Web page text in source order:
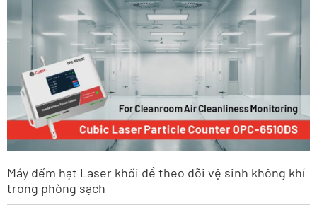
Máy đếm hạt Laser khối để theo dõi vệ sinh không khí
trong phòng sạch